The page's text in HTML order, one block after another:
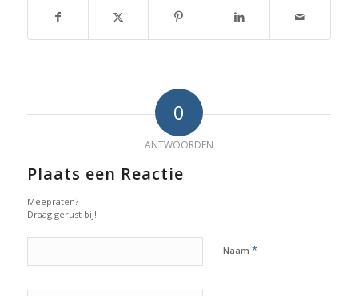
0
ANTWOORDEN
Plaats een Reactie
Meepraten?
Draag gerust bij!
Naam *